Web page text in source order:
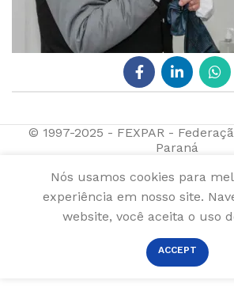
© 1997-2025 - FEXPAR -
Paraná
Nós usamos cookies para
experiência em nosso site.
website, você aceita o uso
ACCEPT